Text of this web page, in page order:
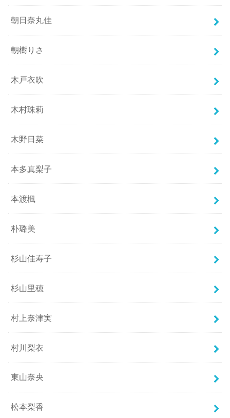
朝日奈丸佳
朝樹りさ
木戸衣吹
木村珠莉
木野日菜
本多真梨子
本渡楓
朴璐美
杉山佳寿子
杉山里穂
村上奈津実
村川梨衣
東山奈央
松本梨香